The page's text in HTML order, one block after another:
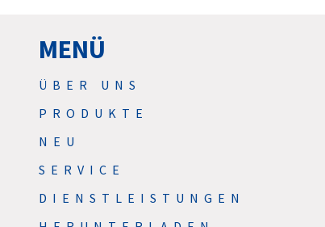
MENÜ
ÜBER UNS
PRODUKTE
NEU
SERVICE
DIENSTLEISTUNGEN